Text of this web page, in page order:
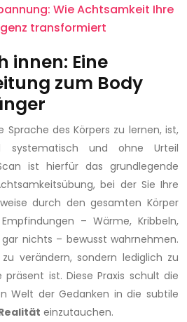
Wie Achtsamkeit Ihre
transformiert
innen: Eine
zum Body
des Körpers zu lernen, ist,
systematisch und ohne Urteil
ist hierfür das grundlegende
bei der Sie Ihre
durch den gesamten Körper
– Wärme, Kribbeln,
nichts – bewusst wahrnehmen.
verändern, sondern lediglich zu
präsent ist. Diese Praxis schult die
Welt der Gedanken in die subtile
einzutauchen.